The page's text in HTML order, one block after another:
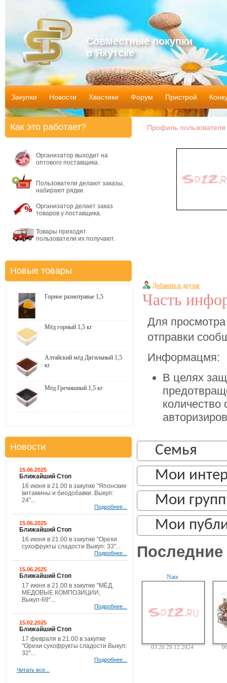
Совместные покупки
в Якутске
Закупки Новости Хвастики Форум Пристрой
Профиль пользователя
Добавить в друзья
Часть
Для
отправки
Информацмя:
В целях
Семья
Мои
Мои
Мои
Последние
Nata
03:26 29.12.2024
Как это работает?
Организатор выходит на
оптового поставщика.
Пользователи делают заказы,
набирают рядки.
Организатор делает заказ
товаров у поставщика.
Товары приходят
пользователи их получают.
Новые товары
Горное разнотравье 1,5
Мёд горный 1,5 кг
Алтайский мёд Дягильный 1,5
кг
Мёд Гречишный 1,5 кг
Новости
15.06.2025
Ближайший Стоп
16 июня в 21.00 в закупке "Японские
витамины и биодобавки. Выкуп:
24"...
Подробнее...
15.06.2025
Ближайший Стоп
16 июня в 21.00 в закупке "Орехи
сухофрукты сладости Выкуп: 33"...
Подробнее...
15.06.2025
Ближайший Стоп
17 июня в 21.00 в закупке "МЁД,
МЕДОВЫЕ КОМПОЗИЦИИ,
Выкуп-69"...
Подробнее...
15.02.2025
Ближайший Стоп
17 февраля в 21.00 в закупке
"Орехи сухофрукты сладости Выкуп:
32"...
Подробнее...
Читать все...